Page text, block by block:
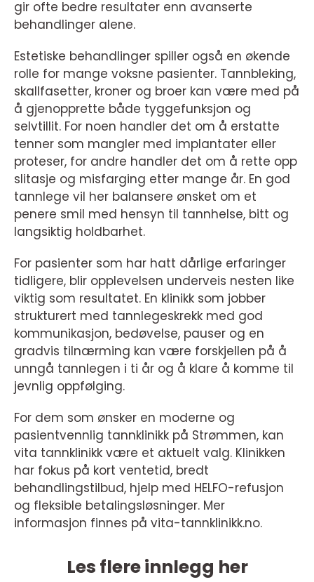
gir ofte bedre resultater enn avanserte
behandlinger alene.
Estetiske behandlinger spiller også en økende
rolle for mange voksne pasienter. Tannbleking,
skallfasetter, kroner og broer kan være med på
å gjenopprette både tyggefunksjon og
selvtillit. For noen handler det om å erstatte
tenner som mangler med implantater eller
proteser, for andre handler det om å rette opp
slitasje og misfarging etter mange år. En god
tannlege vil her balansere ønsket om et
penere smil med hensyn til tannhelse, bitt og
langsiktig holdbarhet.
For pasienter som har hatt dårlige erfaringer
tidligere, blir opplevelsen underveis nesten like
viktig som resultatet. En klinikk som jobber
strukturert med tannlegeskrekk med god
kommunikasjon, bedøvelse, pauser og en
gradvis tilnærming kan være forskjellen på å
unngå tannlegen i ti år og å klare å komme til
jevnlig oppfølging.
For dem som ønsker en moderne og
pasientvennlig tannklinikk på Strømmen, kan
vita tannklinikk være et aktuelt valg. Klinikken
har fokus på kort ventetid, bredt
behandlingstilbud, hjelp med HELFO-refusjon
og fleksible betalingsløsninger. Mer
informasjon finnes på vita-tannklinikk.no.
Les flere innlegg her